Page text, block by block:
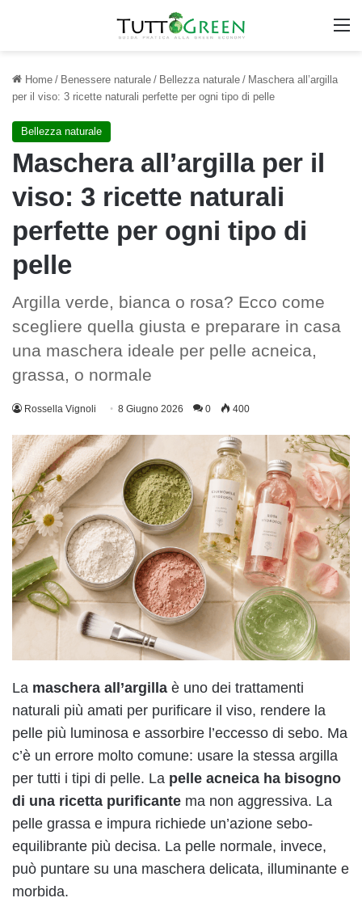
Home / Benessere naturale / Bellezza naturale / Maschera all’argilla
per il viso: 3 ricette naturali perfette per ogni tipo di pelle
Bellezza naturale
Maschera all’argilla per il
viso: 3 ricette naturali
perfette per ogni tipo di
pelle
Argilla verde, bianca o rosa? Ecco come
scegliere quella giusta e preparare in casa
una maschera ideale per pelle acneica,
grassa, o normale
Rossella Vignoli 8 Giugno 2026 0 400
La maschera all’argilla è uno dei trattamenti
naturali più amati per purificare il viso, rendere la
pelle più luminosa e assorbire l’eccesso di sebo. Ma
c’è un errore molto comune: usare la stessa argilla
per tutti i tipi di pelle. La pelle acneica ha bisogno
di una ricetta purificante ma non aggressiva. La
pelle grassa e impura richiede un’azione sebo-
equilibrante più decisa. La pelle normale, invece,
può puntare su una maschera delicata, illuminante e
morbida.